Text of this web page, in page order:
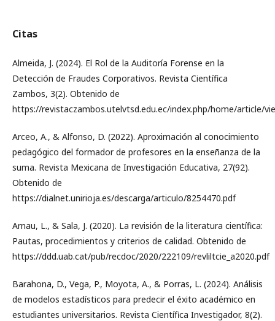
Citas
Almeida, J. (2024). El Rol de la Auditoría Forense en la
Detección de Fraudes Corporativos. Revista Científica
Zambos, 3(2). Obtenido de
https://revistaczambos.utelvtsd.edu.ec/index.php/home/article/
Arceo, A., & Alfonso, D. (2022). Aproximación al conocimiento
pedagógico del formador de profesores en la enseñanza de la
suma. Revista Mexicana de Investigación Educativa, 27(92).
Obtenido de
https://dialnet.unirioja.es/descarga/articulo/8254470.pdf
Arnau, L., & Sala, J. (2020). La revisión de la literatura científica:
Pautas, procedimientos y criterios de calidad. Obtenido de
https://ddd.uab.cat/pub/recdoc/2020/222109/revliltcie_a2020.pdf
Barahona, D., Vega, P., Moyota, A., & Porras, L. (2024). Análisis
de modelos estadísticos para predecir el éxito académico en
estudiantes universitarios. Revista Científica Investigador, 8(2).